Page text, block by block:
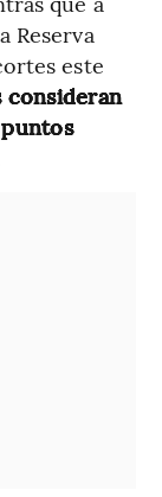
Reserva
este
consideran